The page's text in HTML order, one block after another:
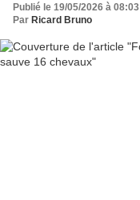
Publié le 19/05/2026 à 08:03
Par Ricard Bruno